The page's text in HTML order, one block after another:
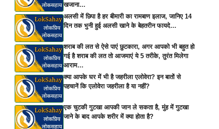
खजाना…
अलसी में छिपा है हर बीमारी का रामबाण इलाज, जानिए 14
दिन तक भुनी हुई अलसी खाने के बेहतरीन फायदे…
शराब की लत से ऐसे पाएं छुटकारा, अगर आपको भी बहुत हो
गई है शराब की लत तो आजमाएं ये 5 तरीके, तुरंत मिलेगा
आराम…
क्या आपके घर में भी है जहरीला एलोवेरा? इन बातों से
पहचानें कि एलोवेरा जहरीला है या नहीं?
एक चुटकी गुटखा आपकी जान ले सकता है, मुंह में गुटखा
जाने के बाद आपके शरीर में क्या होता है?